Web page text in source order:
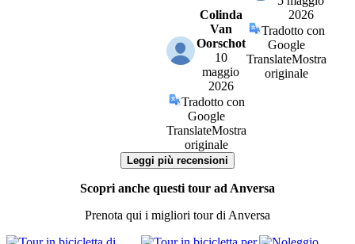
Colinda
Van
Oorschot
10
maggio
2026
Tradotto con
Google
TranslateMostra
originale
2026
Tradotto con
Google
TranslateMostra
originale
Leggi più recensioni
Scopri anche questi tour ad Anversa
Prenota qui i migliori tour di Anversa